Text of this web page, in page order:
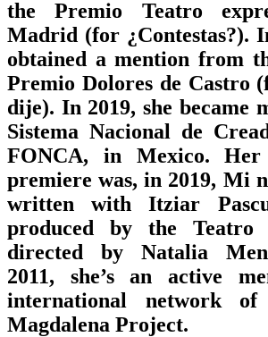
the Premio Teatro
Madrid (for ¿Contestas?).
obtained a mention from
Premio Dolores de Castro
dije). In 2019, she became
Sistema Nacional de
FONCA, in Mexico. Her
premiere was, in 2019, Mi
written with Itziar
produced by the Teatro
directed by Natalia
2011, she’s an active
international network of
Magdalena Project.